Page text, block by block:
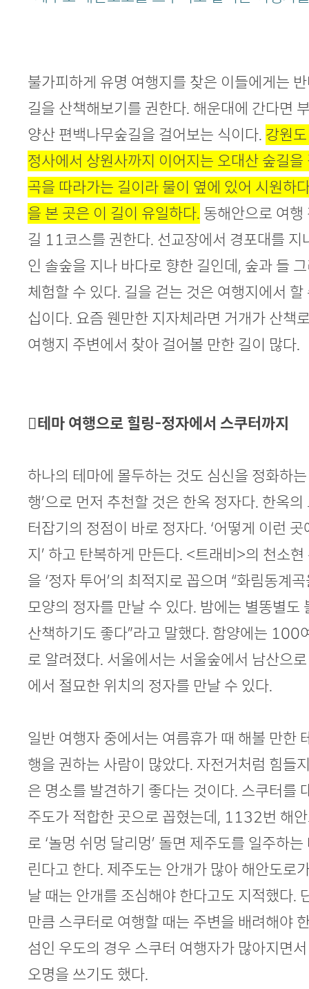
불가피하게 유명 여행지를 찾은 이들에게는
길을 산책해보기를 권한다. 해운대에 간다면
양산 편백나무숲길을 걸어보는 식이다. 강원
정사에서 상원사까지 이어지는 오대산 숲길
곡을 따라가는 길이라 물이 옆에 있어 시원하
을 본 곳은 이 길이 유일하다. 동해안으로 여
길 11코스를 권한다. 선교장에서 경포대를 지
인 솔숲을 지나 바다로 향한 길인데, 숲과 들
체험할 수 있다. 길을 걷는 것은 여행지에서
십이다. 요즘 웬만한 지자체라면 거개가 산책
여행지 주변에서 찾아 걸어볼 만한 길이 많다.
테마 여행으로 힐링-정자에서 스쿠터까지
하나의 테마에 몰두하는 것도 심신을 정화하
행’으로 먼저 추천할 것은 한옥 정자다. 한옥
터잡기의 정점이 바로 정자다. ‘어떻게 이런
지’ 하고 탄복하게 만든다. <트래비>의 천소
을 ‘정자 투어’의 최적지로 꼽으며 “화림동계
모양의 정자를 만날 수 있다. 밤에는 별똥별도
산책하기도 좋다”라고 말했다. 함양에는 100
로 알려졌다. 서울에서는 서울숲에서 남산으로
에서 절묘한 위치의 정자를 만날 수 있다.
일반 여행자 중에서는 여름휴가 때 해볼 만한
행을 권하는 사람이 많았다. 자전거처럼 힘들
은 명소를 발견하기 좋다는 것이다. 스쿠터를
주도가 적합한 곳으로 꼽혔는데, 1132번 해
로 ‘놀멍 쉬멍 달리멍’ 돌면 제주도를 일주하
린다고 한다. 제주도는 안개가 많아 해안도로
날 때는 안개를 조심해야 한다고도 지적했다.
만큼 스쿠터로 여행할 때는 주변을 배려해야
섬인 우도의 경우 스쿠터 여행자가 많아지면
오명을 쓰기도 했다.